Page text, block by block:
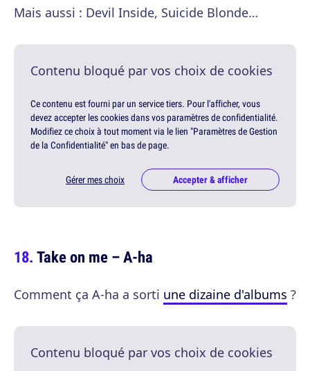
Mais aussi : Devil Inside, Suicide Blonde…
Contenu bloqué par vos choix de cookies
Ce contenu est fourni par un service tiers. Pour l'afficher, vous
devez accepter les cookies dans vos paramètres de confidentialité.
Modifiez ce choix à tout moment via le lien "Paramètres de Gestion
de la Confidentialité" en bas de page.
Gérer mes choix Accepter & afficher
Take on me – A-ha
Comment ça A-ha a sorti une dizaine d'albums ?
Contenu bloqué par vos choix de cookies